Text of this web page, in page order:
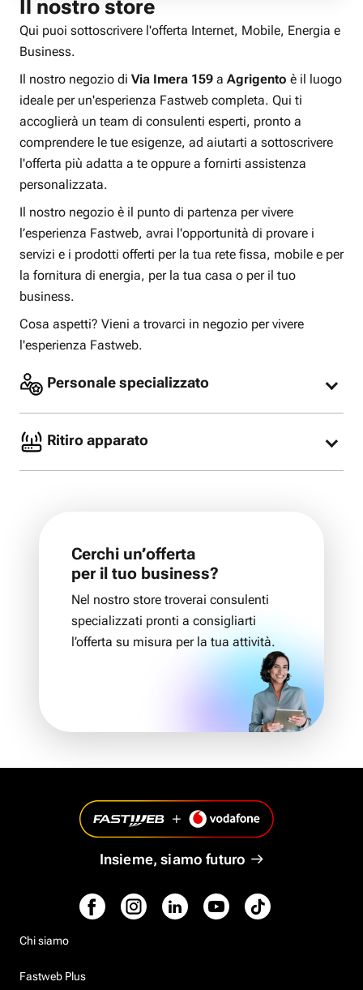
Il nostro store
Qui puoi sottoscrivere l'offerta Internet, Mobile, Energia e
Business.
Il nostro negozio di Via Imera 159 a Agrigento è il luogo
ideale per un'esperienza Fastweb completa. Qui ti
accoglierà un team di consulenti esperti, pronto a
comprendere le tue esigenze, ad aiutarti a sottoscrivere
l'offerta più adatta a te oppure a fornirti assistenza
personalizzata.
Il nostro negozio è il punto di partenza per vivere
l’esperienza Fastweb, avrai l'opportunità di provare i
servizi e i prodotti offerti per la tua rete fissa, mobile e per
la fornitura di energia, per la tua casa o per il tuo
business.
Cosa aspetti? Vieni a trovarci in negozio per vivere
l'esperienza Fastweb.
Personale specializzato
oppure offrirti assistenza per la tua offerta Fastweb
Ritiro apparato
Cerchi un’offerta
per il tuo business?
Nel nostro store troverai consulenti
specializzati pronti a consigliarti
l’offerta su misura per la tua attività.
Insieme, siamo futuro
Chi siamo
Fastweb Plus